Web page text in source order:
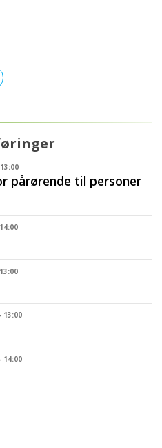
pårørende til personer
13:00
14:00